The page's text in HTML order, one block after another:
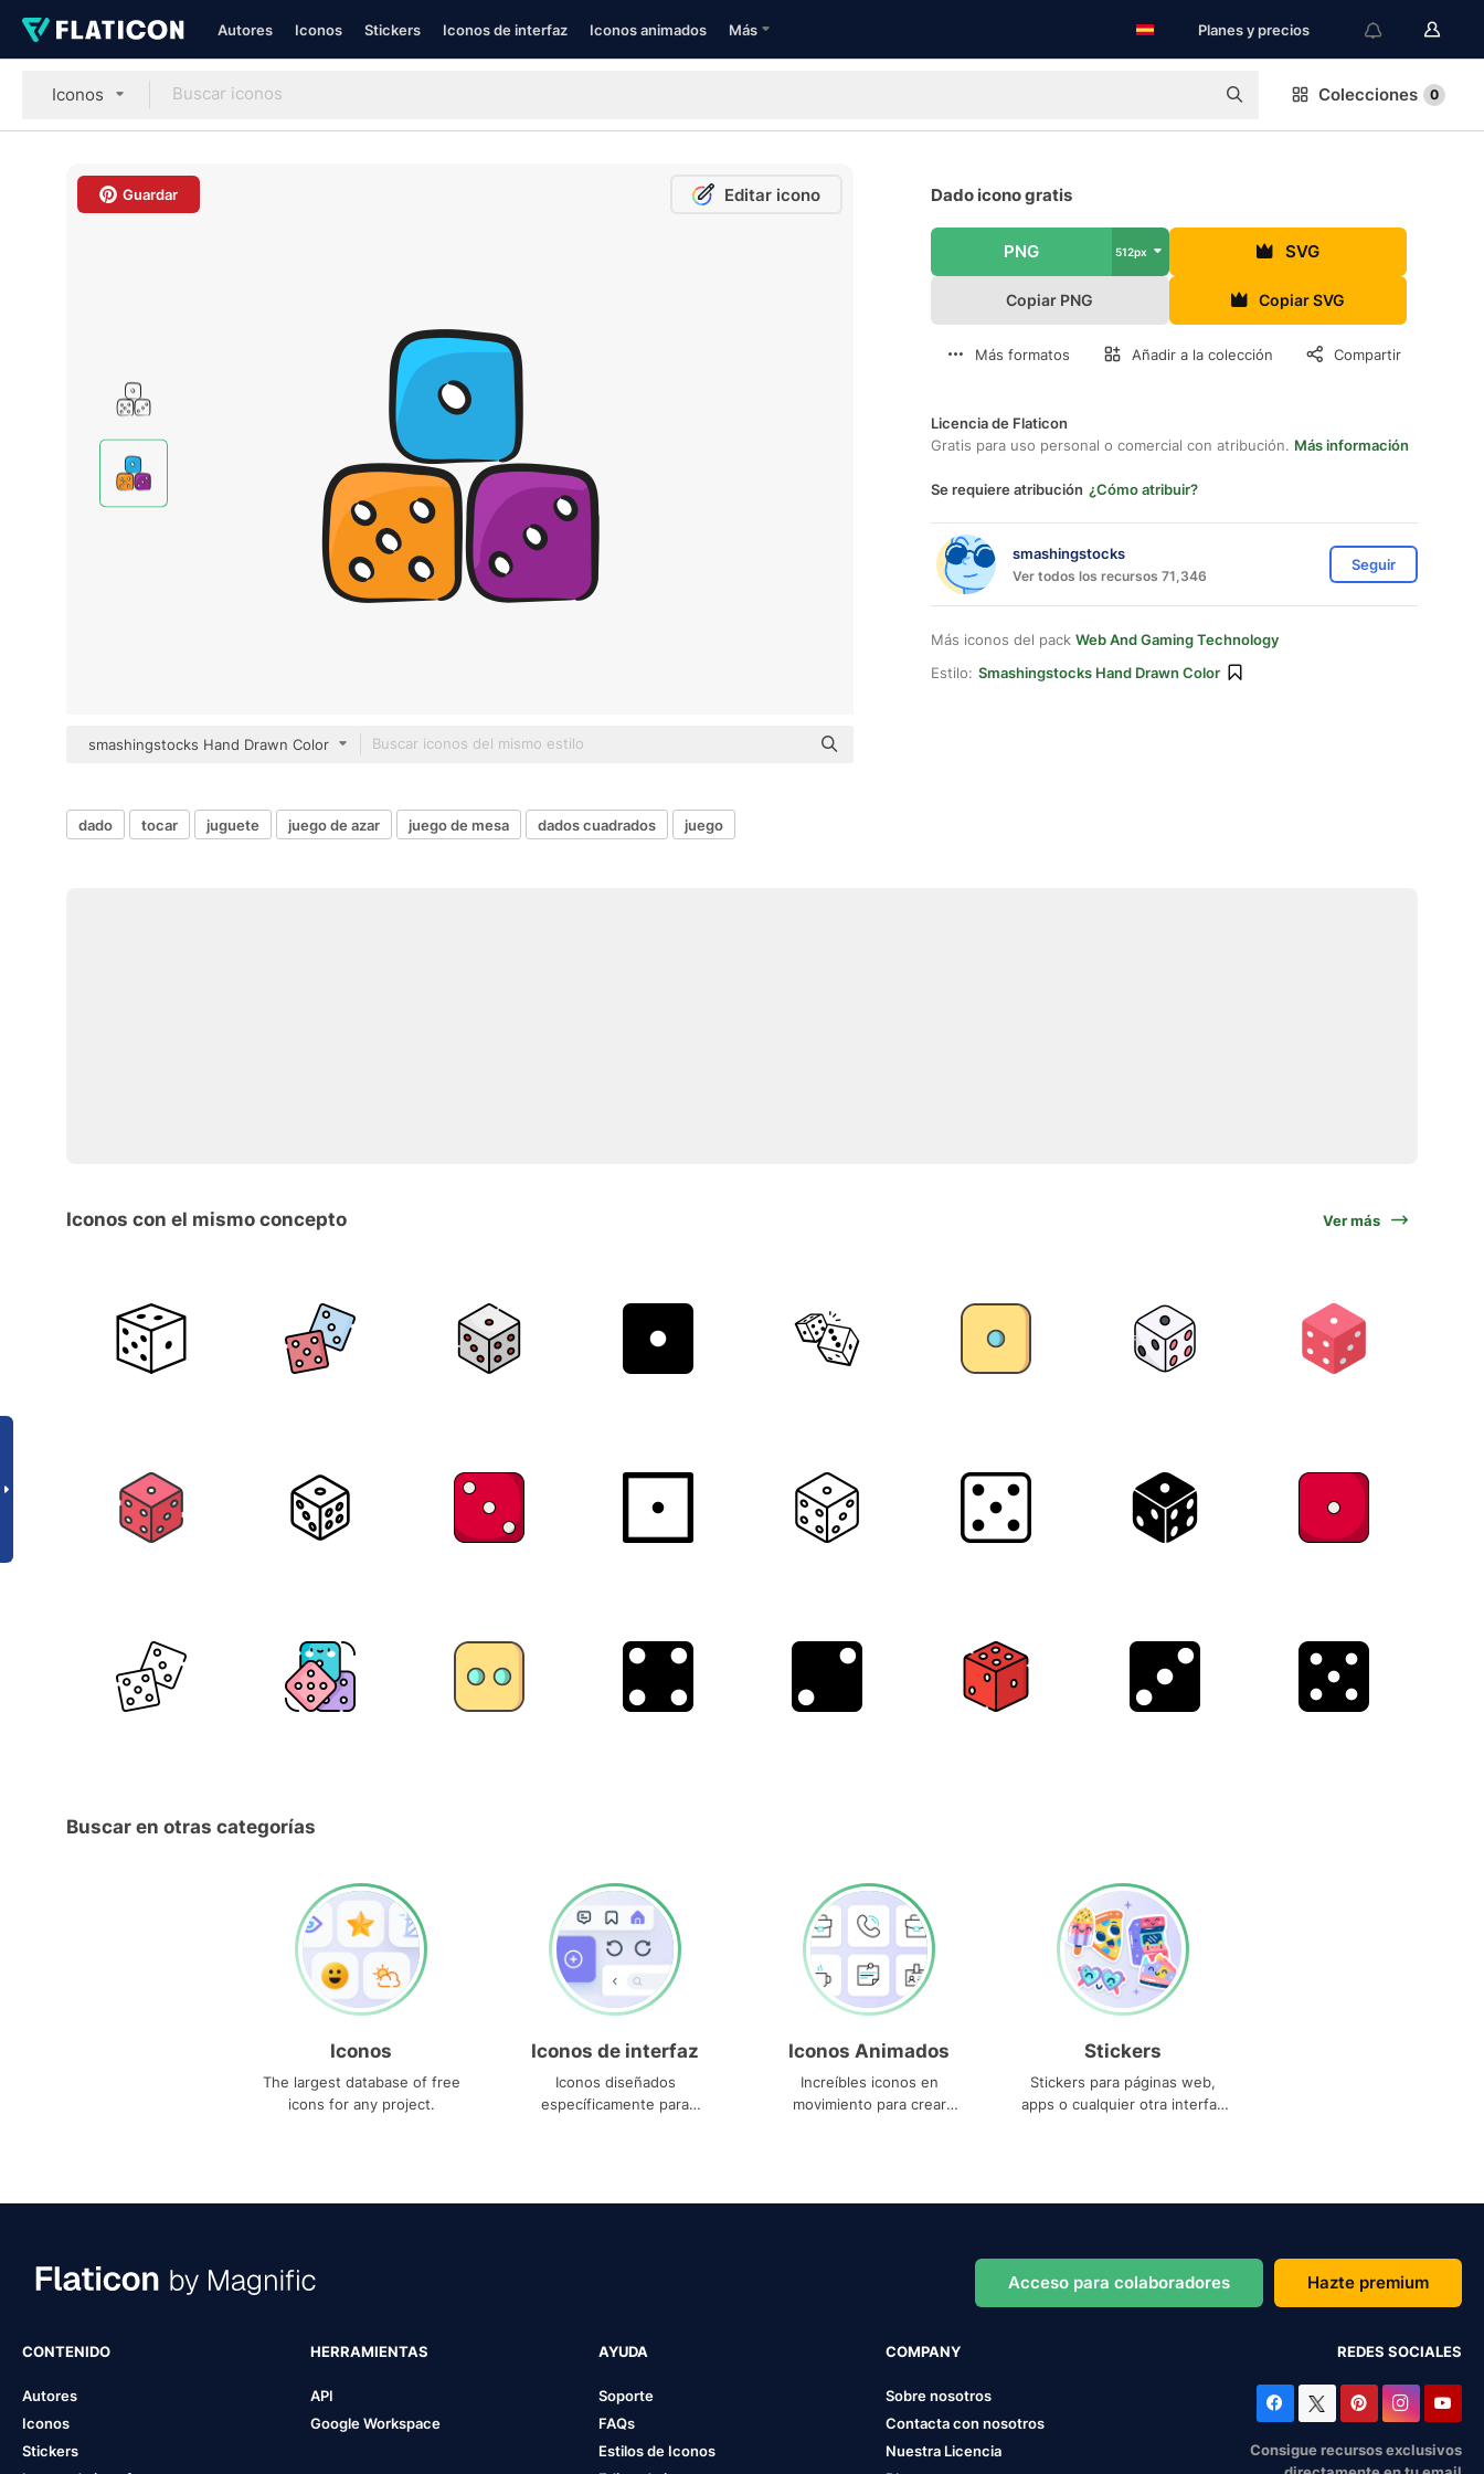
Autores Iconos Stickers Iconos de interfaz Iconos animados Más Planes y precios
Iconos Colecciones 0
Guardar Editar icono
smashingstocks Hand Drawn Color
Dado icono gratis
PNG 512px SVG
Copiar PNG Copiar SVG
Más formatos Añadir a la colección Compartir
Licencia de Flaticon
Gratis para uso personal o comercial con atribución. Más información
Se requiere atribución ¿Cómo atribuir?
smashingstocks
Ver todos los recursos 71,346
Seguir
Más iconos del pack Web And Gaming Technology
Estilo: Smashingstocks Hand Drawn Color
dado tocar juguete juego de azar juego de mesa dados cuadrados juego
Iconos con el mismo concepto Ver más
Buscar en otras categorías
Iconos
The largest database of free
icons for any project.
Iconos de interfaz
Iconos diseñados
específicamente para
Iconos Animados
Increíbles iconos en
movimiento para crear
Stickers
Stickers para páginas web,
apps o cualquier otra interfaz
Acceso para colaboradores Hazte premium
CONTENIDO
Autores
Iconos
Stickers
HERRAMIENTAS
API
Google Workspace
AYUDA
Soporte
FAQs
Estilos de Iconos
COMPANY
Sobre nosotros
Contacta con nosotros
Nuestra Licencia
REDES SOCIALES
Consigue recursos exclusivos